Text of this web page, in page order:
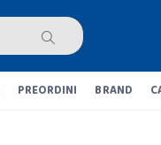
PREORDINI BRAND